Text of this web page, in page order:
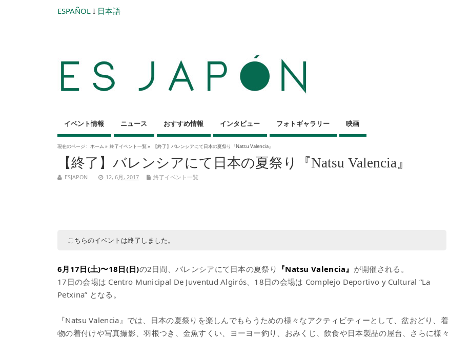
ESPAÑOL I 日本語
イベント情報 ニュース おすすめ情報 インタビュー フォトギャラリー 映画
現在のページ : ホーム » 終了イベント一覧» 【終了】バレンシアにて日本の夏祭り『Natsu Valencia』
【終了】バレンシアにて日本の夏祭り『Natsu Valencia』
ESJAPON 12, 6月, 2017 終了イベント一覧
こちらのイベントは終了しました。
6月17日(土)〜18日(日)の2日間、バレンシアにて日本の夏祭り 『Natsu Valencia』 が開催される。
17日の会場は Centro Municipal De Juventud Algirós、18日の会場は Complejo Deportivo y Cultural “La
Petxina” となる。
『Natsu Valencia』では、日本の夏祭りを楽しんでもらうための様々なアクティビティーとして、盆おどり、着
物の着付けや写真撮影、羽根つき、金魚すくい、ヨーヨー釣り、おみくじ、飲食や日本製品の屋台、さらに様々